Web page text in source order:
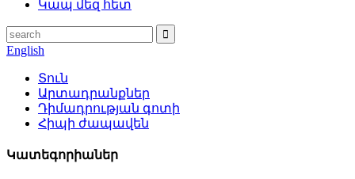
Կապ մեզ հետ
English
Տուն
Արտադրանքներ
Դիմադրության գոտի
Հիպի ժապավեն
Կատեգորիաներ